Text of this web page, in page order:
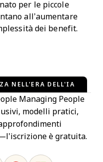
per le piccole
all’aumentare
dei benefit.
NELL'ERA DELL'IA
Managing People
modelli pratici,
è gratuita.